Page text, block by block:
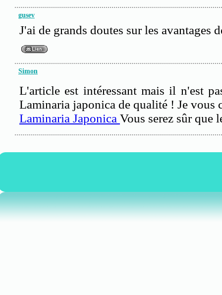
gusev
J'ai de grands doutes sur les avantages
Simon
L'article est intéressant mais il n'est
Laminaria japonica de qualité ! Je vous
Laminaria Japonica Vous serez sûr que